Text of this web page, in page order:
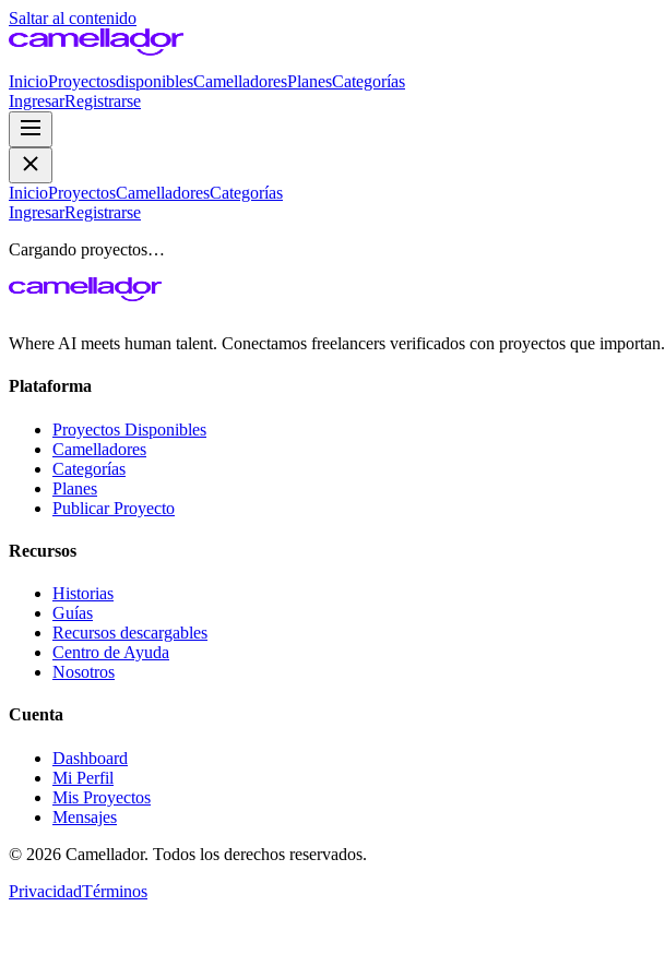
Saltar al contenido
InicioProyectosdisponiblesCamelladoresPlanesCategorías
IngresarRegistrarse
InicioProyectosCamelladoresCategorías
IngresarRegistrarse
Cargando proyectos…
Where AI meets human talent. Conectamos freelancers verificados con proyectos que importan.
Plataforma
Proyectos Disponibles
Camelladores
Categorías
Planes
Publicar Proyecto
Recursos
Historias
Guías
Recursos descargables
Centro de Ayuda
Nosotros
Cuenta
Dashboard
Mi Perfil
Mis Proyectos
Mensajes
© 2026 Camellador. Todos los derechos reservados.
PrivacidadTérminos